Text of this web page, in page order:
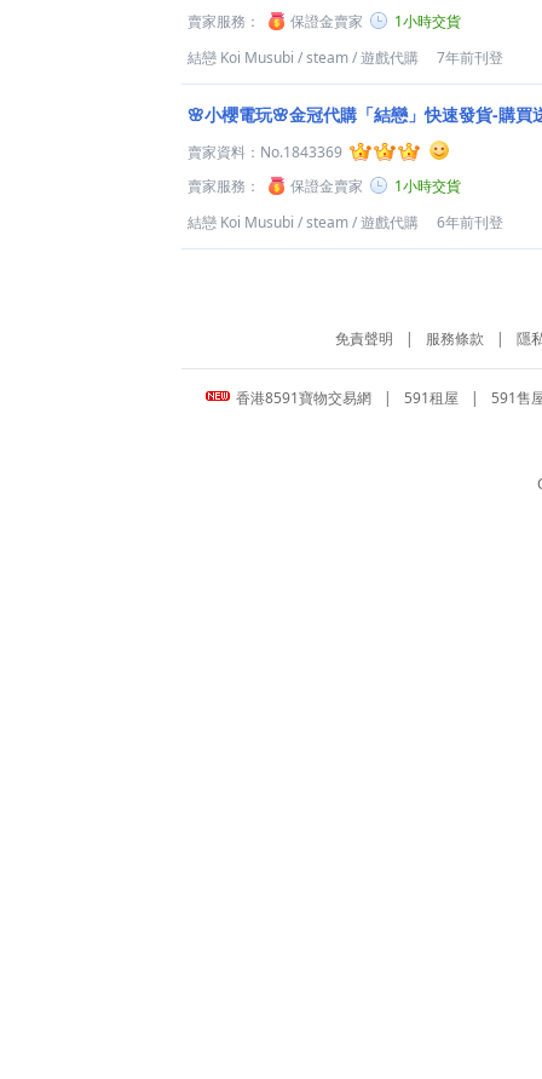
賣家服務：
保證金賣家
1小時交貨
結戀 Koi Musubi /steam/遊戲代購 7年前刊登
🌸小櫻電玩🌸金冠代購「結戀」快速發貨-購買
賣家資料： No.1843369
賣家服務：
保證金賣家
1小時交貨
結戀 Koi Musubi /steam/遊戲代購 6年前刊登
免責聲明 | 服務條款 | 隱
香港8591寶物交易網 | 591租屋 | 591售